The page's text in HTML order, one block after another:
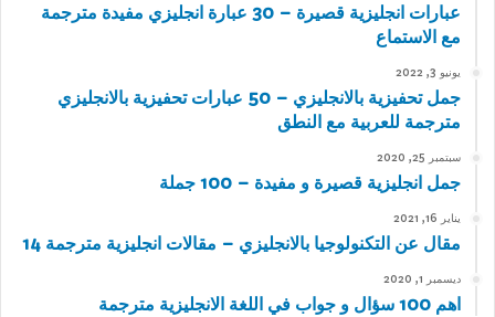
عبارات انجليزية قصيرة – 30 عبارة انجليزي مفيدة مترجمة
مع الاستماع
يونيو 3, 2022
جمل تحفيزية بالانجليزي – 50 عبارات تحفيزية بالانجليزي
مترجمة للعربية مع النطق
سبتمبر 25, 2020
جمل انجليزية قصيرة و مفيدة – 100 جملة
يناير 16, 2021
مقال عن التكنولوجيا بالانجليزي – مقالات انجليزية مترجمة 14
ديسمبر 1, 2020
اهم 100 سؤال و جواب في اللغة الانجليزية مترجمة